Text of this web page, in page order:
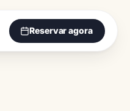
Reservar agora